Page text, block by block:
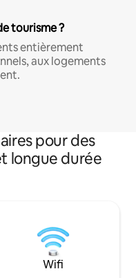
tourisme ?
entièrement
aux logements
pour des
longue durée
Wifi